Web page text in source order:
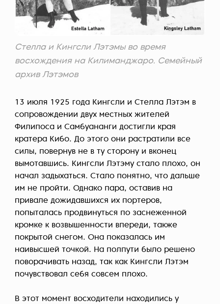
Стелла и Кингсли Лэтэмы во время
восхождения на Килиманджаро. Семейный
архив Лэтэмов
13 июля 1925 года Кингсли и Стелла Лэтэм в
сопровождении двух местных жителей
Филипоса и Самбуананги достигли края
кратера Кибо. До этого они растратили все
силы, повернув не в ту сторону и вконец
вымотавшись. Кингсли Лэтэму стало плохо, он
начал задыхаться. Стало понятно, что дальше
им не пройти. Однако пара, оставив на
привале дожидавшихся их портеров,
попыталась продвинуться по заснеженной
кромке к возвышенности впереди, также
покрытой снегом. Она показалась им
наивысшей точкой. На полпути было решено
поворачивать назад, так как Кингсли Лэтэм
почувствовал себя совсем плохо.
В этот момент восходители находились у